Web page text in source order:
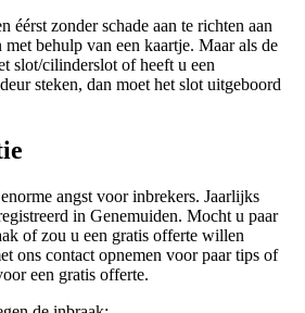
éérst zonder schade aan te richten aan
met behulp van een kaartje. Maar als de
slot/cilinderslot of heeft u een
steken, dan moet het slot uitgeboord
angst voor inbrekers. Jaarlijks
in Genemuiden. Mocht u paar
of zou u een gratis offerte willen
ons contact opnemen voor paar tips of
een gratis offerte.